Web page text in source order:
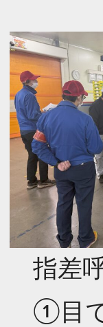
指差
①目